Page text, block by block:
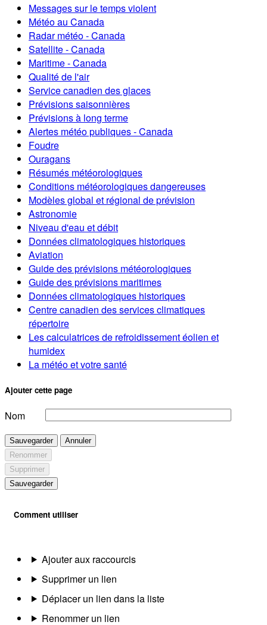
Messages sur le temps violent
Météo au Canada
Radar météo - Canada
Satellite - Canada
Maritime - Canada
Qualité de l'air
Service canadien des glaces
Prévisions saisonnières
Prévisions à long terme
Alertes météo publiques - Canada
Foudre
Ouragans
Résumés météorologiques
Conditions météorologiques dangereuses
Modèles global et régional de prévision
Astronomie
Niveau d'eau et débit
Données climatologiques historiques
Aviation
Guide des prévisions météorologiques
Guide des prévisions maritimes
Données climatologiques historiques
Centre canadien des services climatiques
répertoire
Les calculatrices de refroidissement éolien et
humidex
La météo et votre santé
Ajouter cette page
Nom
Sauvegarder
Annuler
Renommer
Supprimer
Sauvegarder
Comment utiliser
Ajouter aux raccourcis
Supprimer un lien
Déplacer un lien dans la liste
Renommer un lien